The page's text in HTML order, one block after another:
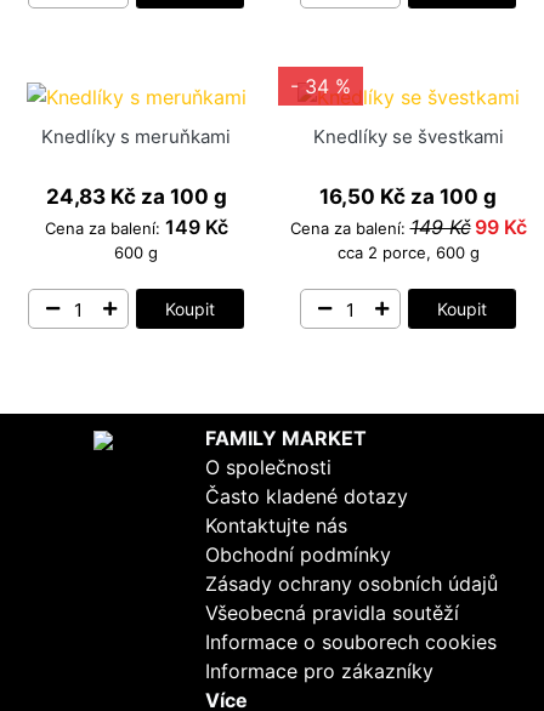
Knedlíky s meruňkami
24,83 Kčza 100 g
Cena za balení: 149 Kč
600 g
Koupit
- 34 %
Knedlíky se švestkami
16,50 Kč za 100 g
Cena za balení:149 Kč 99 Kč
cca 2 porce, 600 g
Koupit
FAMILY MARKET
O společnosti
Často kladené dotazy
Kontaktujte nás
Obchodní podmínky
Zásady ochrany osobních údajů
Všeobecná pravidla soutěží
Informace o souborech cookies
Informace pro zákazníky
Více